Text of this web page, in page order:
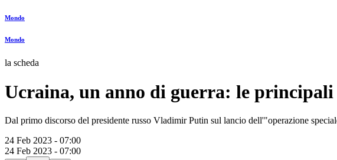
Mondo
Mondo
la scheda
Ucraina, un anno di guerra: le
Dal primo discorso del presidente russo Vladimir Putin sul lancio dell'"operazione
24 Feb 2023 - 07:00
24 Feb 2023 - 07:00